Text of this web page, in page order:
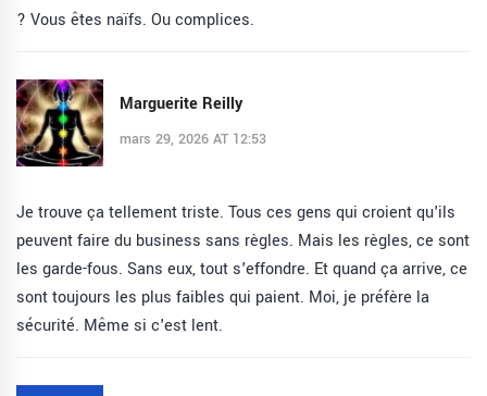
? Vous êtes naïfs. Ou complices.
Marguerite Reilly
mars 29, 2026 AT 12:53
Je trouve ça tellement triste. Tous ces gens qui croient qu'ils
peuvent faire du business sans règles. Mais les règles, ce sont
les garde-fous. Sans eux, tout s'effondre. Et quand ça arrive, ce
sont toujours les plus faibles qui paient. Moi, je préfère la
sécurité. Même si c'est lent.